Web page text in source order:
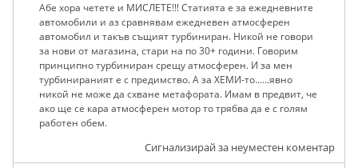
Абе хора четете и МИСЛЕТЕ!!! Статията е за ежедневните
автомобили и аз сравнявам ежедневен атмосферен
автомобил и такъв същият турбиниран. Никой не говори
за нови от магазина, стари на по 30+ години. Говорим
принципно турбиниран срещу атмосферен. И за мен
турбинираният е с предимство. А за ХЕМИ-то......явно
никой не може да схване метафората. Имам в предвит, че
ако ще се кара атмосферен мотор то трябва да е с голям
работен обем.
Сигнализирай за неуместен коментар